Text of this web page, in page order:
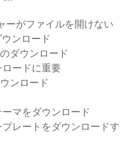
ーがファイルを開けない
ンロード
ダウンロード
ードに重要
ンロード
マをダウンロード
レートをダウンロードす